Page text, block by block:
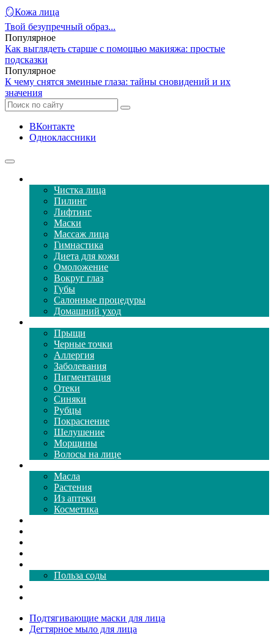
🪞Кожа лица
Твой безупречный образ...
Популярное
Как выглядеть старше с помощью макияжа: простые
подсказки
Популярное
К чему снятся змеиные глаза: тайны сновидений и их
значения
ВКонтакте
Одноклассники
Чистка лица
Пилинг
Лифтинг
Маски
Массаж лица
Гимнастика
Диета для кожи
Омоложение
Вокруг глаз
Губы
Салонные процедуры
Домашний уход
Прыщи
Черные точки
Аллергия
Заболевания
Пигментация
Отеки
Синяки
Рубцы
Покраснение
Шелушение
Морщины
Волосы на лице
Масла
Растения
Из аптеки
Косметика
Польза соды
Подтягивающие маски для лица
Дегтярное мыло для лица